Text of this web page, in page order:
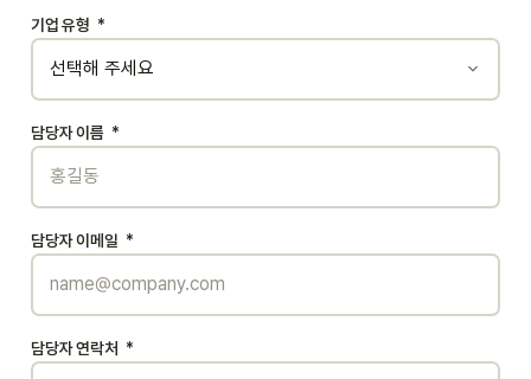
기업 유형 *
담당자 이름 *
담당자 이메일 *
담당자 연락처 *